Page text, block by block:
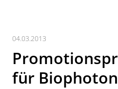
04.03.2013
für